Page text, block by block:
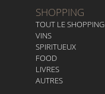
SHOPPING
TOUT LE SHOPPING
VINS
SPIRITUEUX
FOOD
LIVRES
AUTRES